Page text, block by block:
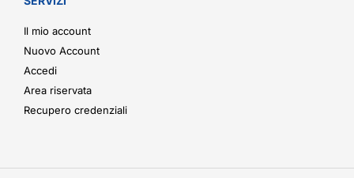
Il mio account
Nuovo Account
Accedi
Area riservata
Recupero credenziali